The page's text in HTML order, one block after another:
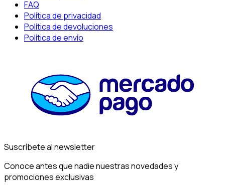
FAQ
Política de privacidad
Política de devoluciones
Política de envío
Suscríbete al newsletter
Conoce antes que nadie nuestras novedades y
promociones exclusivas